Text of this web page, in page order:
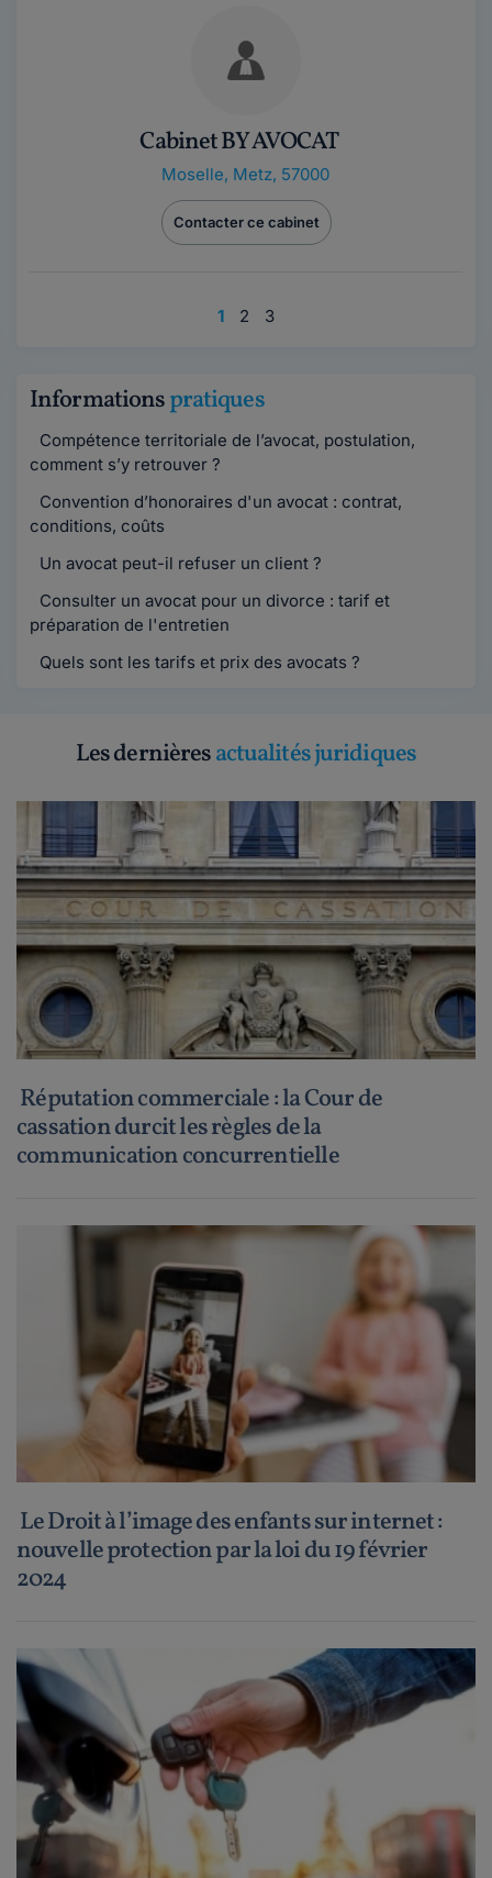
Cabinet BY AVOCAT
Moselle, Metz, 57000
Contacter ce cabinet
1 2 3
Informationspratiques
Compétence territoriale de l’avocat, postulation,
comment s’y retrouver ?
Convention d’honoraires d'un avocat : contrat,
conditions, coûts
Un avocat peut-il refuser un client ?
Consulter un avocat pour un divorce : tarif et
préparation de l'entretien
Quels sont les tarifs et prix des avocats ?
Les dernièresactualités juridiques
Réputation commerciale : la Cour de
cassation durcit les règles de la
communication concurrentielle
Le Droit à l’image des enfants sur internet :
nouvelle protection par la loi du 19 février
2024